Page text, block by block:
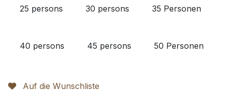
25 persons 30 persons 35 Personen
40 persons 45 persons 50 Personen
Auf die Wunschliste